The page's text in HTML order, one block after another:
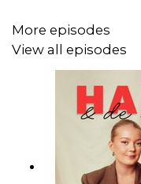
More episodes
View all episodes